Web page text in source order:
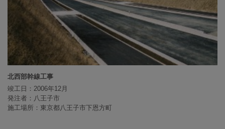
北西部幹線工事
竣工日：2006年12月
発注者：八王子市
施工場所：東京都八王子市下恩方町